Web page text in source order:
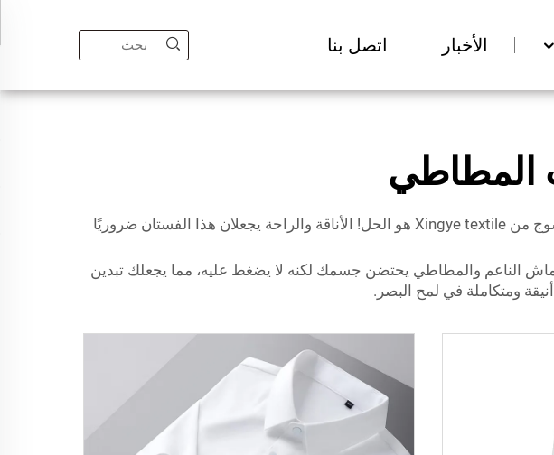
الأخبار اتصل بنا
المطاطي
فستان الكريب المنسوج من Xingye textile هو الحل! الأناقة والراحة يجعلان هذا الفستان ضروريًا
الناعم والمطاطي يحتضن جسمك لكنه لا يضغط عليه، مما يجعلك تبدين
ومتكاملة في لمح البصر.